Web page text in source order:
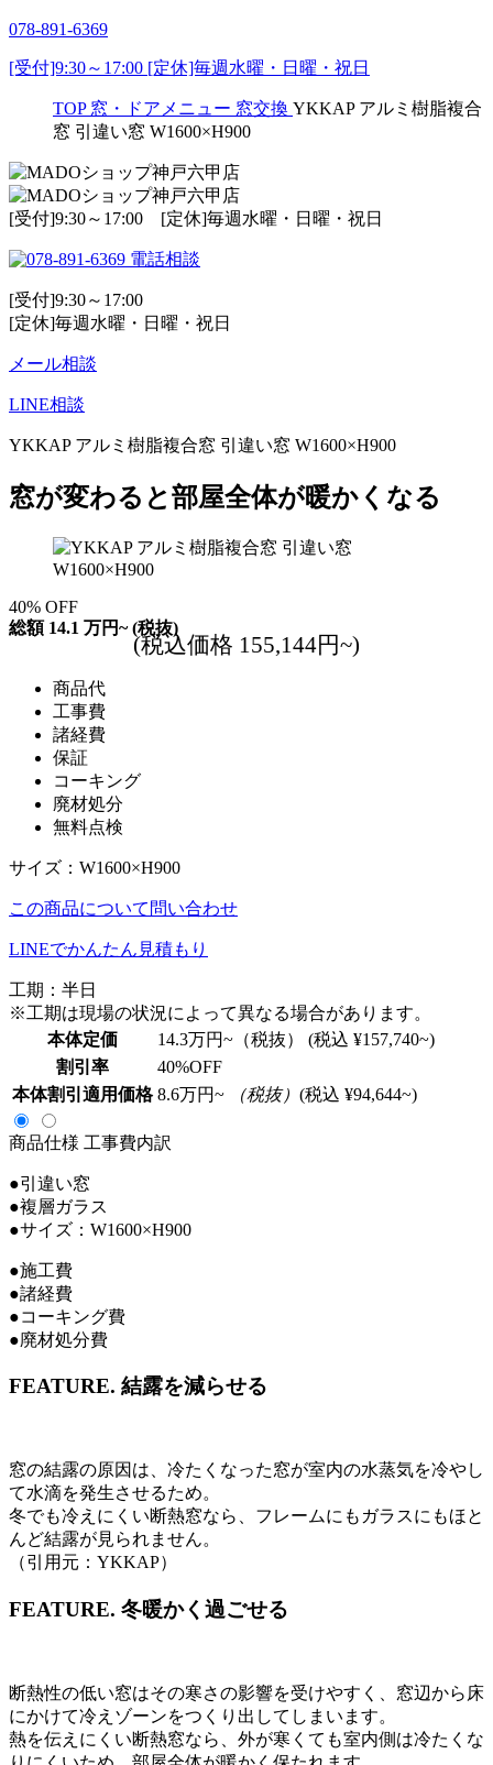
078-891-6369
[受付]9:30～17:00 [定休]毎週水曜・日曜・祝日
TOP 窓・ドアメニュー 窓交換 YKKAP アルミ樹脂複合
窓 引違い窓 W1600×H900
[受付]9:30～17:00 [定休]毎週水曜・日曜・祝日
電話相談
[受付]9:30～17:00
[定休]毎週水曜・日曜・祝日
メール相談
LINE相談
YKKAP アルミ樹脂複合窓 引違い窓 W1600×H900
窓が変わると部屋全体が暖かくなる
40% OFF
総額14.1 万円~(税抜)
(税込価格 155,144円~)
商品代
工事費
諸経費
保証
コーキング
廃材処分
無料点検
サイズ：W1600×H900
この商品について問い合わせ
LINEでかんたん見積もり
工期：半日
※工期は現場の状況によって異なる場合があります。
本体定価
14.3万円~（税抜）
(税込 ¥157,740~)
割引率
40%OFF
本体割引適用価格 8.6万円~ （税抜） (税込 ¥94,644~)
商品仕様 工事費内訳
●引違い窓
●複層ガラス
●サイズ：W1600×H900
●施工費
●諸経費
●コーキング費
●廃材処分費
FEATURE. 結露を減らせる
窓の結露の原因は、冷たくなった窓が室内の水蒸気を冷やし
て水滴を発生させるため。
冬でも冷えにくい断熱窓なら、フレームにもガラスにもほと
んど結露が見られません。
（引用元：YKKAP）
FEATURE. 冬暖かく過ごせる
断熱性の低い窓はその寒さの影響を受けやすく、窓辺から床
にかけて冷えゾーンをつくり出してしまいます。
熱を伝えにくい断熱窓なら、外が寒くても室内側は冷たくな